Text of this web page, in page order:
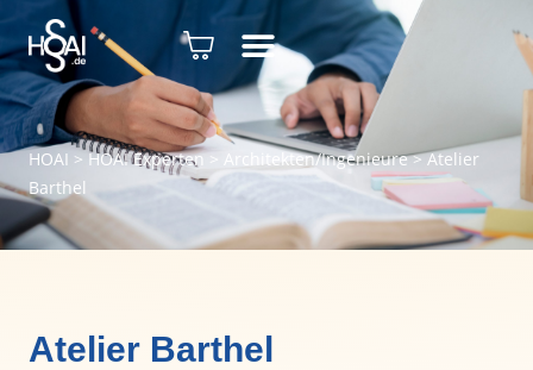
HOAI > HOAI Experten> Architekten/Ingenieure>Atelier
Barthel
Atelier Barthel